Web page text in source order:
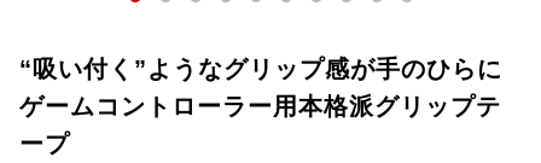
“吸い付く”ようなグリップ感が手のひらに
ゲームコントローラー用本格派グリップテ
ープ